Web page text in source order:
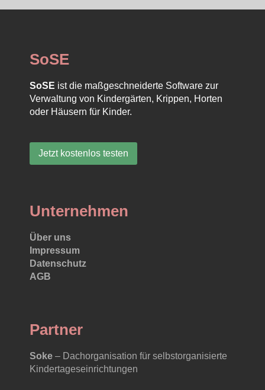
SoSE
SoSE ist die maßgeschneiderte Software zur
Verwaltung von Kindergärten, Krippen, Horten
oder Häusern für Kinder.
Jetzt kostenlos testen
Unternehmen
Über uns
Impressum
Datenschutz
AGB
Partner
Soke – Dachorganisation für selbstorganisierte
Kindertageseinrichtungen